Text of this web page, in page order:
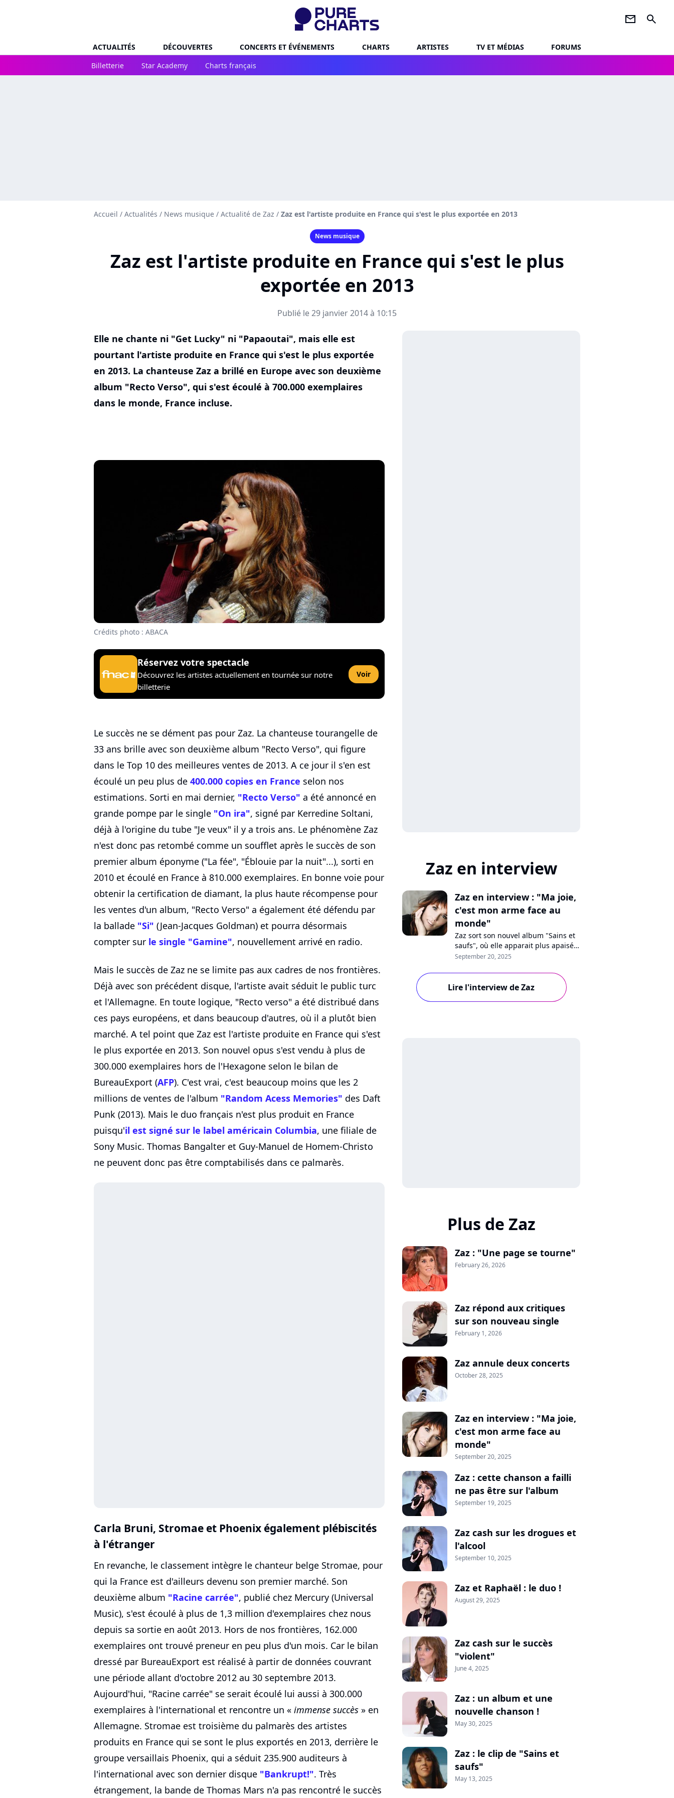
newsletter search
ACTUALITÉS DÉCOUVERTES CONCERTS ET ÉVÉNEMENTS CHARTS ARTISTES TV ET MÉDIAS
FORUMS
Billetterie
Star Academy Charts français
Accueil / Actualités / News musique / Actualité de Zaz / Zaz est l'artiste produite en France qui s'est le plus exportée en 2013
News musique
Zaz est l'artiste produite en France qui s'est le plus
exportée en 2013
Publié le 29 janvier 2014 à 10:15
Elle ne chante ni "Get Lucky" ni "Papaoutai", mais elle est
pourtant l'artiste produite en France qui s'est le plus exportée
en 2013. La chanteuse Zaz a brillé en Europe avec son deuxième
album "Recto Verso", qui s'est écoulé à 700.000 exemplaires
dans le monde, France incluse.
Crédits photo : ABACA
Réservez votre spectacle
Découvrez les artistes actuellement en tournée sur notre
billetterie
Voir
Le succès ne se dément pas pour Zaz. La chanteuse tourangelle de
33 ans brille avec son deuxième album "Recto Verso", qui figure
dans le Top 10 des meilleures ventes de 2013. A ce jour il s'en est
écoulé un peu plus de 400.000 copies en France selon nos
estimations. Sorti en mai dernier, "Recto Verso" a été annoncé en
grande pompe par le single "On ira", signé par Kerredine Soltani,
déjà à l'origine du tube "Je veux" il y a trois ans. Le phénomène Zaz
n'est donc pas retombé comme un soufflet après le succès de son
premier album éponyme ("La fée", "Éblouie par la nuit"...), sorti en
2010 et écoulé en France à 810.000 exemplaires. En bonne voie pour
obtenir la certification de diamant, la plus haute récompense pour
les ventes d'un album, "Recto Verso" a également été défendu par
la ballade "Si" (Jean-Jacques Goldman) et pourra désormais
compter sur le single "Gamine", nouvellement arrivé en radio.
Mais le succès de Zaz ne se limite pas aux cadres de nos frontières.
Déjà avec son précédent disque, l'artiste avait séduit le public turc
et l'Allemagne. En toute logique, "Recto verso" a été distribué dans
ces pays européens, et dans beaucoup d'autres, où il a plutôt bien
marché. A tel point que Zaz est l'artiste produite en France qui s'est
le plus exportée en 2013. Son nouvel opus s'est vendu à plus de
300.000 exemplaires hors de l'Hexagone selon le bilan de
BureauExport (AFP). C'est vrai, c'est beaucoup moins que les 2
millions de ventes de l'album "Random Acess Memories" des Daft
Punk (2013). Mais le duo français n'est plus produit en France
puisqu'il est signé sur le label américain Columbia, une filiale de
Sony Music. Thomas Bangalter et Guy-Manuel de Homem-Christo
ne peuvent donc pas être comptabilisés dans ce palmarès.
Carla Bruni, Stromae et Phoenix également plébiscités
à l'étranger
En revanche, le classement intègre le chanteur belge Stromae, pour
qui la France est d'ailleurs devenu son premier marché. Son
deuxième album "Racine carrée", publié chez Mercury (Universal
Music), s'est écoulé à plus de 1,3 million d'exemplaires chez nous
depuis sa sortie en août 2013. Hors de nos frontières, 162.000
exemplaires ont trouvé preneur en peu plus d'un mois. Car le bilan
dressé par BureauExport est réalisé à partir de données couvrant
une période allant d'octobre 2012 au 30 septembre 2013.
Aujourd'hui, "Racine carrée" se serait écoulé lui aussi à 300.000
exemplaires à l'international et rencontre un « immense succès » en
Allemagne. Stromae est troisième du palmarès des artistes
produits en France qui se sont le plus exportés en 2013, derrière le
groupe versaillais Phoenix, qui a séduit 235.900 auditeurs à
l'international avec son dernier disque "Bankrupt!". Très
étrangement, la bande de Thomas Mars n'a pas rencontré le succès
Zaz en interview
Zaz en interview : "Ma joie,
c'est mon arme face au
monde"
Zaz sort son nouvel album "Sains et
saufs", où elle apparait plus apaisée.
En interview sur Purecharts, la
départ, la perte de son père, son
cheminement personnel, les
September 20, 2025
Lire l'interview de Zaz
Plus de Zaz
Zaz : "Une page se tourne"
February 26, 2026
Zaz répond aux critiques
sur son nouveau single
February 1, 2026
Zaz annule deux concerts
October 28, 2025
Zaz en interview : "Ma joie,
c'est mon arme face au
monde"
September 20, 2025
Zaz : cette chanson a failli
ne pas être sur l'album
September 19, 2025
Zaz cash sur les drogues et
l'alcool
September 10, 2025
Zaz et Raphaël : le duo !
August 29, 2025
Zaz cash sur le succès
"violent"
June 4, 2025
Zaz : un album et une
nouvelle chanson !
May 30, 2025
Zaz : le clip de "Sains et
saufs"
May 13, 2025